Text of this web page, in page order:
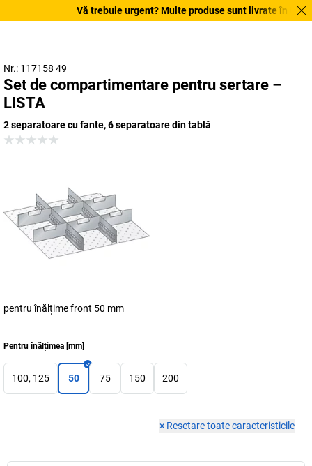
Vă trebuie urgent? Multe produse sunt livrate în
Nr.: 117158 49
Set de compartimentare pentru sertare –
LISTA
2 separatoare cu fante, 6 separatoare din tablă
pentru înălțime front 50 mm
Pentru înălțimea [mm]
100, 125 50 75 150 200
× Resetare toate caracteristicile